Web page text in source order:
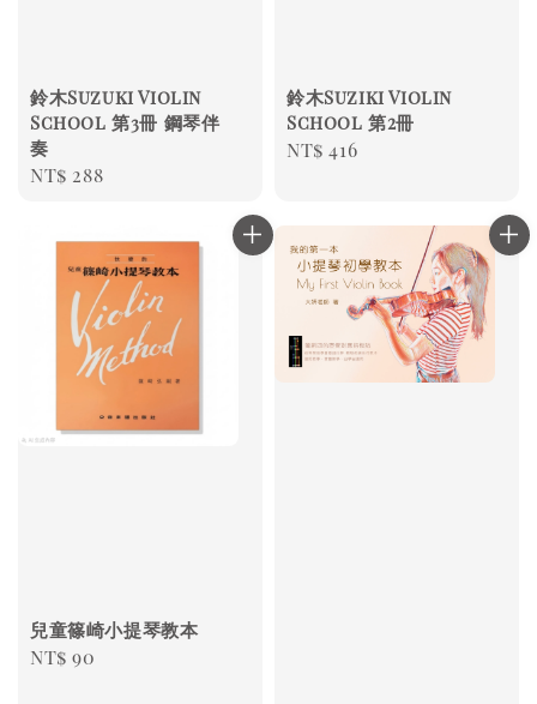
鈴木Suzuki Violin
School 第3冊 鋼琴伴
奏
Regular
NT$ 288
鈴木Suziki Violin
School 第2冊
Regular
NT$ 416
兒童篠崎小提琴教本
Regular
NT$ 90